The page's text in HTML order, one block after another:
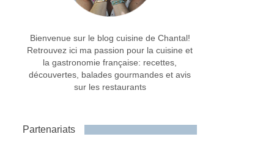
Bienvenue sur le blog cuisine de Chantal!
Retrouvez ici ma passion pour la cuisine et
la gastronomie française: recettes,
découvertes, balades gourmandes et avis
sur les restaurants
Partenariats